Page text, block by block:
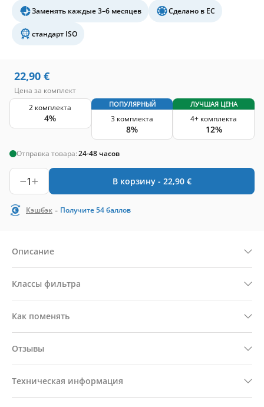
Заменять каждые 3–6 месяцев Сделано в ЕС
стандарт ISO
22,90 €
Цена за комплект
2 комплекта
4%
ПОПУЛЯРНЫЙ
3 комплекта
8%
ЛУЧШАЯ ЦЕНА
4+ комплекта
12%
Отправка товара:24-48 часов
1 В корзину - 22,90 €
Кэшбэк - Получите54баллов
Описание
Классы фильтра
Как поменять
Отзывы
Техническая информация